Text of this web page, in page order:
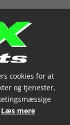
kr.(inkl. moms)

cookies for at
og tjenester,
Læs mere